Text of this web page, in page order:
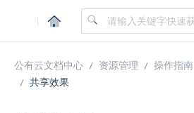
|
公有云文档中心 资源管理 操作指南
共享效果